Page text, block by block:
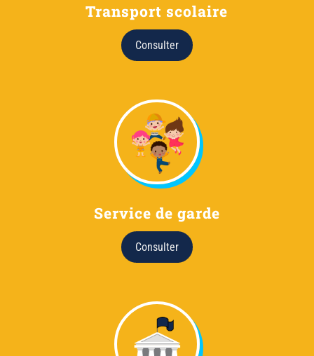
Transport scolaire
Consulter
Service de garde
Consulter